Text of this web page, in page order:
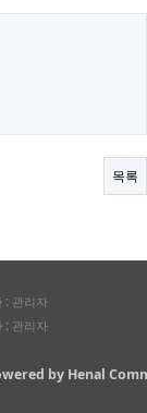
목록
: 관리자
: 관리자
by Henal